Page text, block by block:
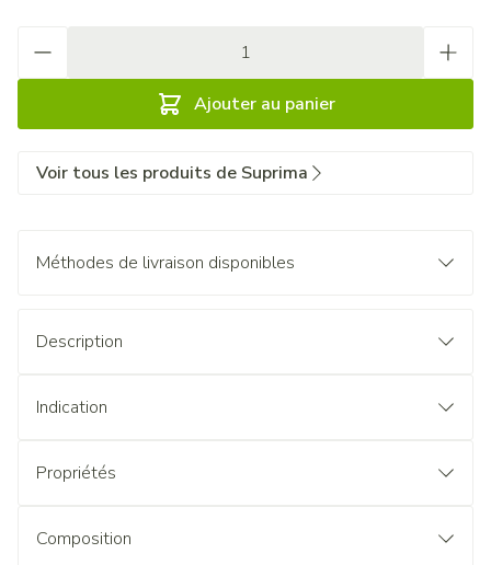
Ajouter au panier
Voir tous les produits de Suprima
Méthodes de livraison disponibles
Description
Indication
Propriétés
Composition